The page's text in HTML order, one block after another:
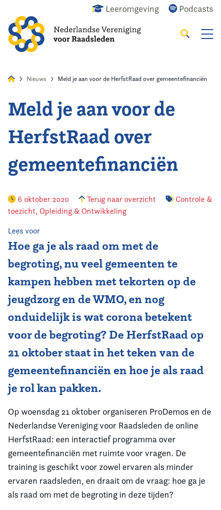
Leeromgeving Podcasts
Zoeken
Home
Agenda
Nieuws
Kennis & Informatie
Vereniging
Contact
Nieuws Meld je aan voor de HerfstRaad over gemeentefinanciën
Meld je aan voor de
HerfstRaad over
gemeentefinanciën
6 oktober 2020 Terug naar overzicht
Controle &
toezicht, Opleiding & Ontwikkeling
Lees voor
Hoe ga je als raad om met de
begroting, nu veel gemeenten te
kampen hebben met tekorten op de
jeugdzorg en de WMO, en nog
onduidelijk is wat corona betekent
voor de begroting? De HerfstRaad op
21 oktober staat in het teken van de
gemeentefinanciën en hoe je als raad
je rol kan pakken.
Op woensdag 21 oktober organiseren ProDemos en de
Nederlandse Vereniging voor Raadsleden de online
HerfstRaad: een interactief programma over
gemeentefinanciën met ruimte voor vragen. De
training is geschikt voor zowel ervaren als minder
ervaren raadsleden, en draait om de vraag: hoe ga je
als raad om met de begroting in deze tijden?